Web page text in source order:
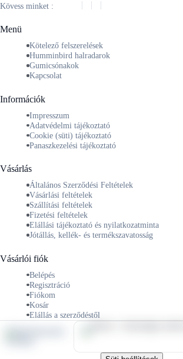
Kövess minket :
Menü
Kötelező felszerelések
Humminbird halradarok
Gumicsónakok
Kapcsolat
Információk
Impresszum
Adatvédelmi tájékoztató
Cookie (süti) tájékoztató
Panaszkezelési tájékoztató
Vásárlás
Általános Szerződési Feltételek
Vásárlási feltételek
Szállítási feltételek
Fizetési feltételek
Elállási tájékoztató és nyilatkozatminta
Jótállás, kellék- és termékszavatosság
Vásárlói fiók
Belépés
Regisztráció
Fiókom
Kosár
Elállás a szerződéstől